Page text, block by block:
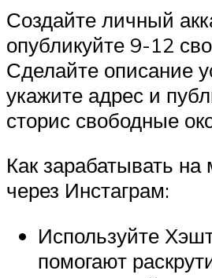
Создайте личный
опубликуйте 9-12
Сделайте описание
укажите адрес и
сторис свободные
Как зарабатывать
через Инстаграм:
Используйте
помогают